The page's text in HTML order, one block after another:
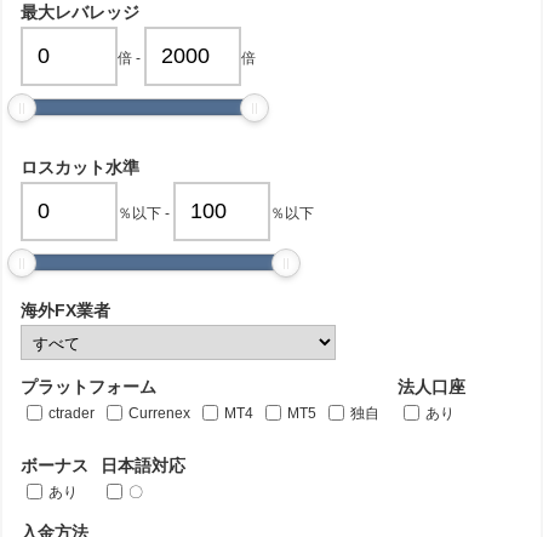
最大レバレッジ
倍 - 倍
ロスカット水準
％以下 - ％以下
海外FX業者
プラットフォーム
ctrader Currenex MT4 MT5 独自
法人口座
あり
ボーナス
あり
日本語対応
〇
入金方法